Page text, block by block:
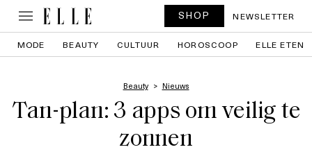
SHOP NEWSLETTER
MODE BEAUTY CULTUUR HOROSCOOP ELLE ETEN
Beauty Nieuws
Tan-plan: 3 apps om veilig te
zonnen